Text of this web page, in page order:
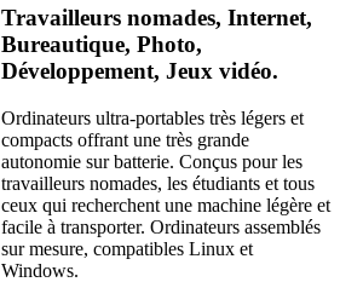
Travailleurs nomades, Internet,
Bureautique, Photo,
Développement, Jeux vidéo.
Ordinateurs ultra-portables très légers et
compacts offrant une très grande
autonomie sur batterie. Conçus pour les
travailleurs nomades, les étudiants et tous
ceux qui recherchent une machine légère et
facile à transporter. Ordinateurs assemblés
sur mesure, compatibles Linux et
Windows.